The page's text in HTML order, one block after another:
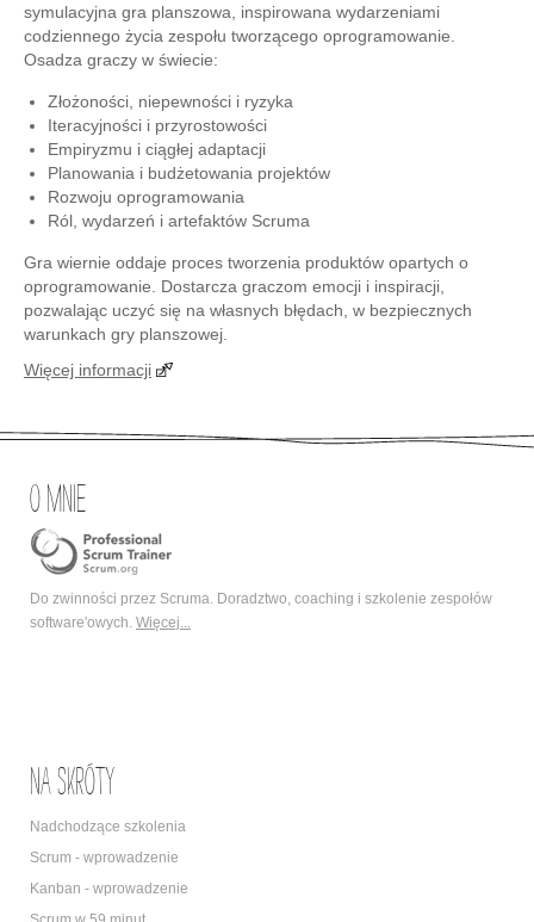
symulacyjna gra planszowa, inspirowana wydarzeniami
codziennego życia zespołu tworzącego oprogramowanie.
Osadza graczy w świecie:
Złożoności, niepewności i ryzyka
Iteracyjności i przyrostowości
Empiryzmu i ciągłej adaptacji
Planowania i budżetowania projektów
Rozwoju oprogramowania
Ról, wydarzeń i artefaktów Scruma
Gra wiernie oddaje proces tworzenia produktów opartych o
oprogramowanie. Dostarcza graczom emocji i inspiracji,
pozwalając uczyć się na własnych błędach, w bezpiecznych
warunkach gry planszowej.
Więcej informacji
O mnie
Do zwinności przez Scruma. Doradztwo, coaching i szkolenie zespołów
software'owych. Więcej...
Na skróty
Nadchodzące szkolenia
Scrum - wprowadzenie
Kanban - wprowadzenie